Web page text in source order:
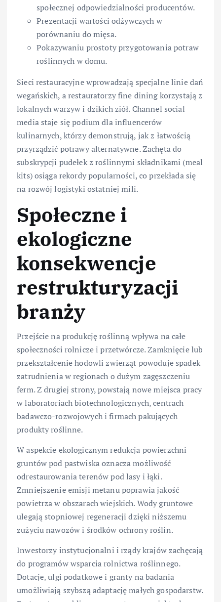
społecznej odpowiedzialności producentów.
Prezentacji wartości odżywczych w
porównaniu do mięsa.
Pokazywaniu prostoty przygotowania potraw
roślinnych w domu.
Sieci restauracyjne wprowadzają specjalne linie dań
wegańskich, a restauratorzy fine dining korzystają z
lokalnych warzyw i dzikich ziół. Channel social
media staje się podium dla influencerów
kulinarnych, którzy demonstrują, jak z łatwością
przyrządzić potrawy alternatywne. Zachęta do
subskrypcji pudełek z roślinnymi składnikami (meal
kits) osiąga rekordy popularności, co przekłada się
na rozwój logistyki ostatniej mili.
Społeczne i
ekologiczne
konsekwencje
restrukturyzacji
branży
Przejście na produkcję roślinną wpływa na całe
społeczności rolnicze i przetwórcze. Zamknięcie lub
przekształcenie hodowli zwierząt powoduje spadek
zatrudnienia w regionach o dużym zagęszczeniu
ferm. Z drugiej strony, powstają nowe miejsca pracy
w laboratoriach biotechnologicznych, centrach
badawczo-rozwojowych i firmach pakujących
produkty roślinne.
W aspekcie ekologicznym redukcja powierzchni
gruntów pod pastwiska oznacza możliwość
odrestaurowania terenów pod lasy i łąki.
Zmniejszenie emisji metanu poprawia jakość
powietrza w obszarach wiejskich. Wody gruntowe
ulegają stopniowej regeneracji dzięki niższemu
zużyciu nawozów i środków ochrony roślin.
Inwestorzy instytucjonalni i rządy krajów zachęcają
do programów wsparcia rolnictwa roślinnego.
Dotacje, ulgi podatkowe i granty na badania
umożliwiają szybszą adaptację małych gospodarstw.